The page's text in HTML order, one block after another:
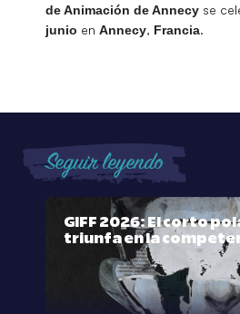
de Animación de Annecy se
junio en Annecy, Francia.
Seguir leyendo
GIFF 2026: El corto
triunfa en la